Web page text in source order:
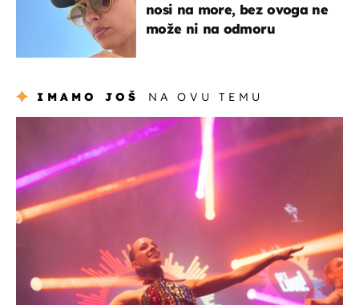
nosi na more, bez ovoga ne
može ni na odmoru
IMAMO JOŠ NA OVU TEMU